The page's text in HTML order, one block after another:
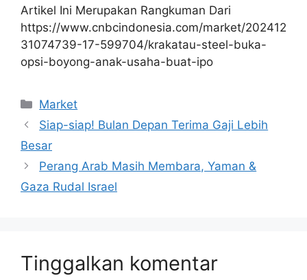
Artikel Ini Merupakan Rangkuman Dari
https://www.cnbcindonesia.com/market/202412
31074739-17-599704/krakatau-steel-buka-
opsi-boyong-anak-usaha-buat-ipo
Kategori
Market
Siap-siap! Bulan Depan Terima Gaji Lebih
Besar
Perang Arab Masih Membara, Yaman &
Gaza Rudal Israel
Tinggalkan komentar